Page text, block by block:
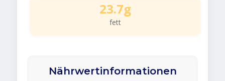
23.7g
fett
Nährwertinformationen